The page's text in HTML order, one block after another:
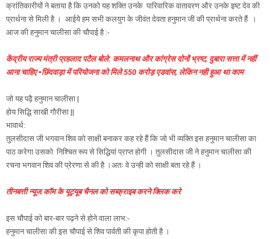
क्रांतिकारीयों ने बताया है कि उनको यह शक्ति उनके पारिवारिक वातावरण और उनके इष्ट देव की
प्रार्थना से मिली है । आईये हम सभी कलयुग के जीवंत देवता हनुमान जी की प्रार्थना करते हैं ।
आज की हनुमान चालीसा की चौपाई है :-
केंद्रीय राज्य मंत्री प्रहलाद पटैल बोले: कमलनाथ और कांग्रेस दोनों भ्रष्ट, दुबारा सत्ता में नहीं
आना चाहिए ▪️छिंदवाड़ा में परियोजना को मिले 550 करोड़ एडवांस, लेकिन नही हुआ था काम
जो यह पढ़ै हनुमान चालीसा |
होय सिद्धि साखी गौरीसा ||
भावार्थ:
तुलसीदास जी भगवान शिव को साक्षी बनाकर कह रहे हैं कि जो भी व्यक्ति इस हनुमान चालीसा का
पाठ करेगा उसको निश्चित रूप से सिद्धियां प्राप्त होगी । तुलसीदास जी ने हनुमान चालीसा की
रचना भगवान शिव की प्रेरणा से की है ।अतः वे उन्ही को साक्षी बता रहे हैं ।
तीनबत्ती न्यूज.कॉम के यूट्यूब चैनल को सब्क्राइब करने क्लिक करे
इस चौपाई को बार-बार पढ़ने से होने वाला लाभ:-
हनुमान चालीसा की इस चौपाई से शिव पार्वती की कृपा होती है ।